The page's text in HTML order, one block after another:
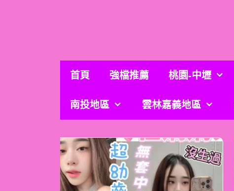
首頁 強檔推薦 桃園-中壢
南投地區 雲林嘉義地區